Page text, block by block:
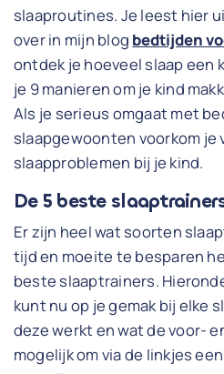
slaaproutines. Je leest hier
over in mijn blog bedtijden
ontdek je hoeveel slaap een
je 9 manieren om je kind
Als je serieus omgaat met
slaapgewoonten voorkom je
slaapproblemen bij je kind.
De 5 beste
Er zijn heel wat soorten
tijd en moeite te besparen
beste slaaptrainers.
kunt nu op je gemak bij elke
deze werkt en wat de voor-
mogelijk om via de linkjes